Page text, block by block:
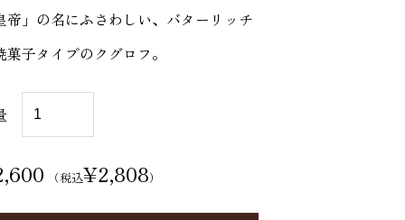
帝」の名にふさわしい、バターリッチ
菓子タイプのクグロフ。
カ
イ
ザ
（税込¥2,808）